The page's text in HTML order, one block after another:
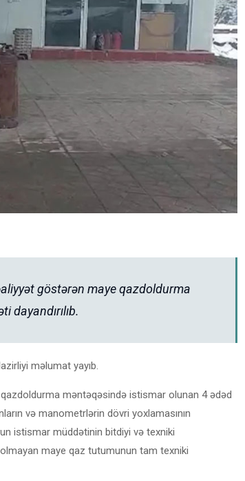
göstərən maye qazdoldurma
dayandırılıb.
məlumat yayıb.
məntəqəsində istismar olunan 4 ədəd
və manometrlərin dövri yoxlamasının
istismar müddətinin bitdiyi və texniki
maye qaz tutumunun tam texniki